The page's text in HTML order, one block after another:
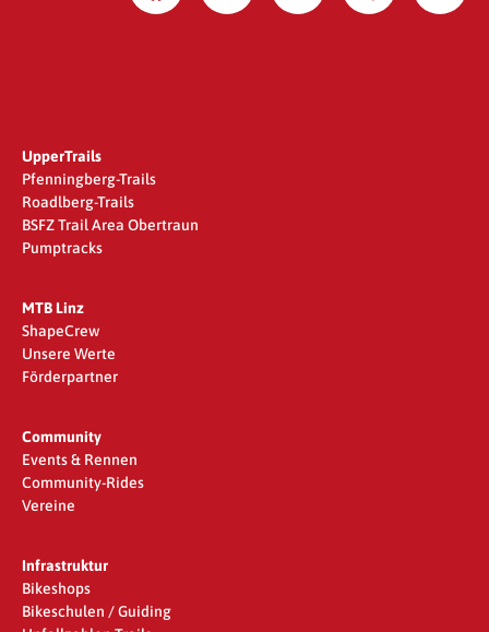
UpperTrails
Pfenningberg-Trails
Roadlberg-Trails
BSFZ Trail Area Obertraun
Pumptracks
MTB Linz
ShapeCrew
Unsere Werte
Förderpartner
Community
Events & Rennen
Community-Rides
Vereine
Infrastruktur
Bikeshops
Bikeschulen / Guiding